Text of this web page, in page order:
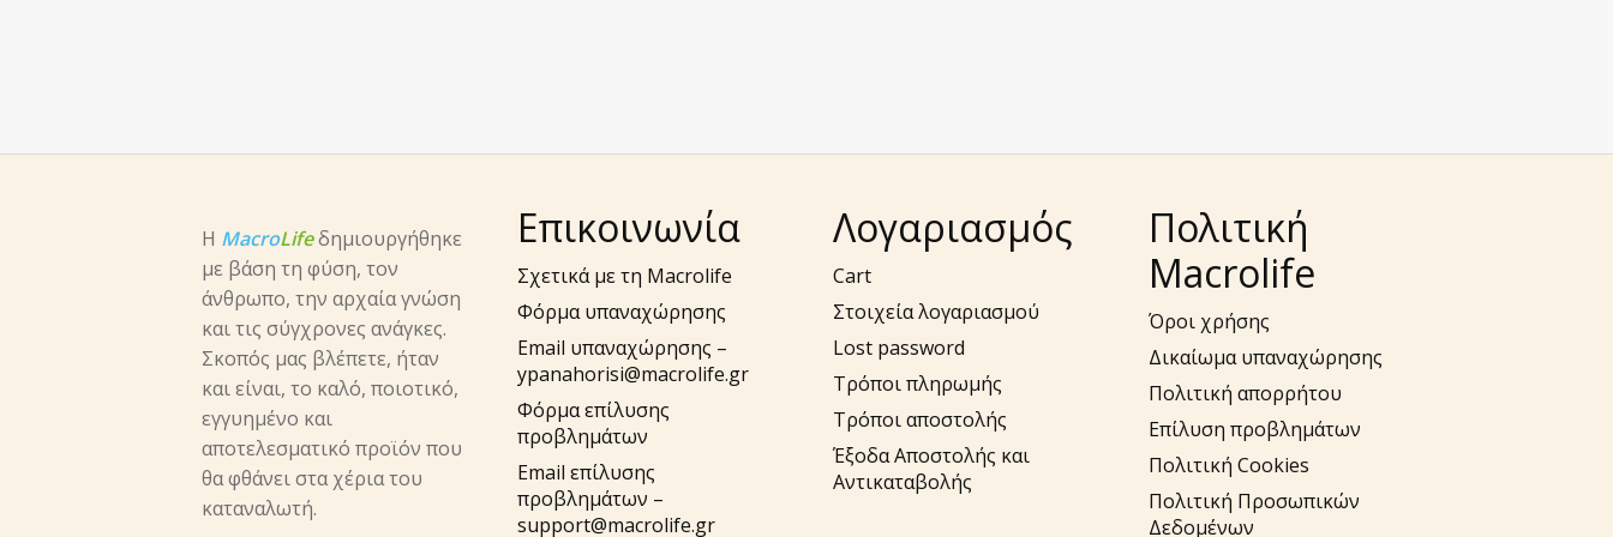
Η MacroLifeδημιουργήθηκε
με βάση τη φύση, τον
άνθρωπο, την αρχαία γνώση
και τις σύγχρονες ανάγκες.
Σκοπός μας βλέπετε, ήταν
και είναι, το καλό, ποιοτικό,
εγγυημένο και
αποτελεσματικό προϊόν που
θα φθάνει στα χέρια του
καταναλωτή.
Επικοινωνία
Σχετικά με τη Macrolife
Φόρμα υπαναχώρησης
Email υπαναχώρησης –
ypanahorisi@macrolife.gr
Φόρμα επίλυσης
προβλημάτων
Email επίλυσης
προβλημάτων –
support@macrolife.gr
Λογαριασμός
Cart
Στοιχεία λογαριασμού
Lost password
Τρόποι πληρωμής
Τρόποι αποστολής
Έξοδα Αποστολής και
Αντικαταβολής
Πολιτική
Macrolife
Όροι χρήσης
Δικαίωμα υπαναχώρησης
Πολιτική απορρήτου
Επίλυση προβλημάτων
Πολιτική Cookies
Πολιτική Προσωπικών
Δεδομένων